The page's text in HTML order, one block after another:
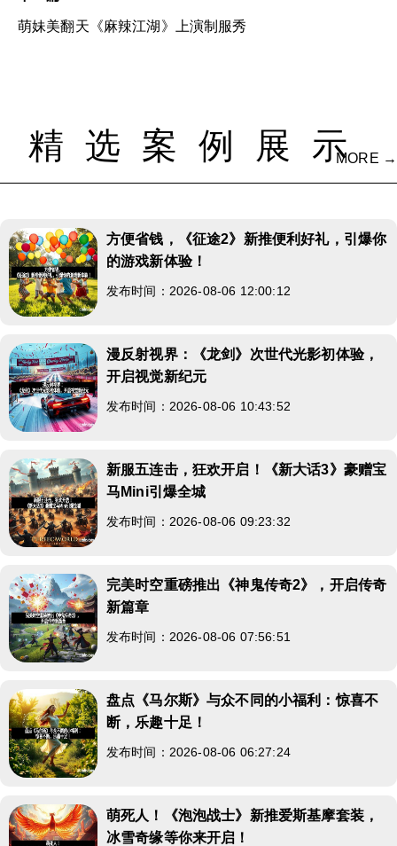
萌妹美翻天《麻辣江湖》上演制服秀
精选案例展示MORE →
方便省钱，《征途2》新推便利好礼，引爆你
的游戏新体验！
发布时间：2026-08-06 12:00:12
漫反射视界：《龙剑》次世代光影初体验，
开启视觉新纪元
发布时间：2026-08-06 10:43:52
新服五连击，狂欢开启！《新大话3》豪赠宝
马Mini引爆全城
发布时间：2026-08-06 09:23:32
完美时空重磅推出《神鬼传奇2》，开启传奇
新篇章
发布时间：2026-08-06 07:56:51
盘点《马尔斯》与众不同的小福利：惊喜不
断，乐趣十足！
发布时间：2026-08-06 06:27:24
萌死人！《泡泡战士》新推爱斯基摩套装，
冰雪奇缘等你来开启！